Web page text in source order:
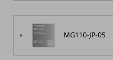
おすすめの機種、料金やサービスをご紹介
製品TOP
MG110-JP-05